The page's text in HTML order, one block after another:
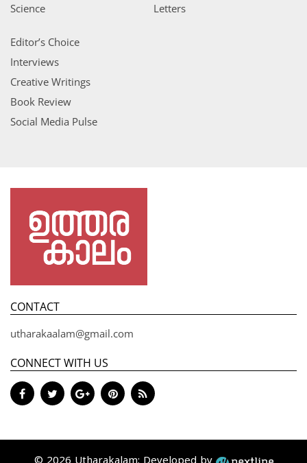
Science
Letters
Editor’s Choice
Interviews
Creative Writings
Book Review
Social Media Pulse
CONTACT
utharakaalam@gmail.com
CONNECT WITH US